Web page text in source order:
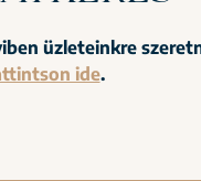
üzleteinkre
ide.